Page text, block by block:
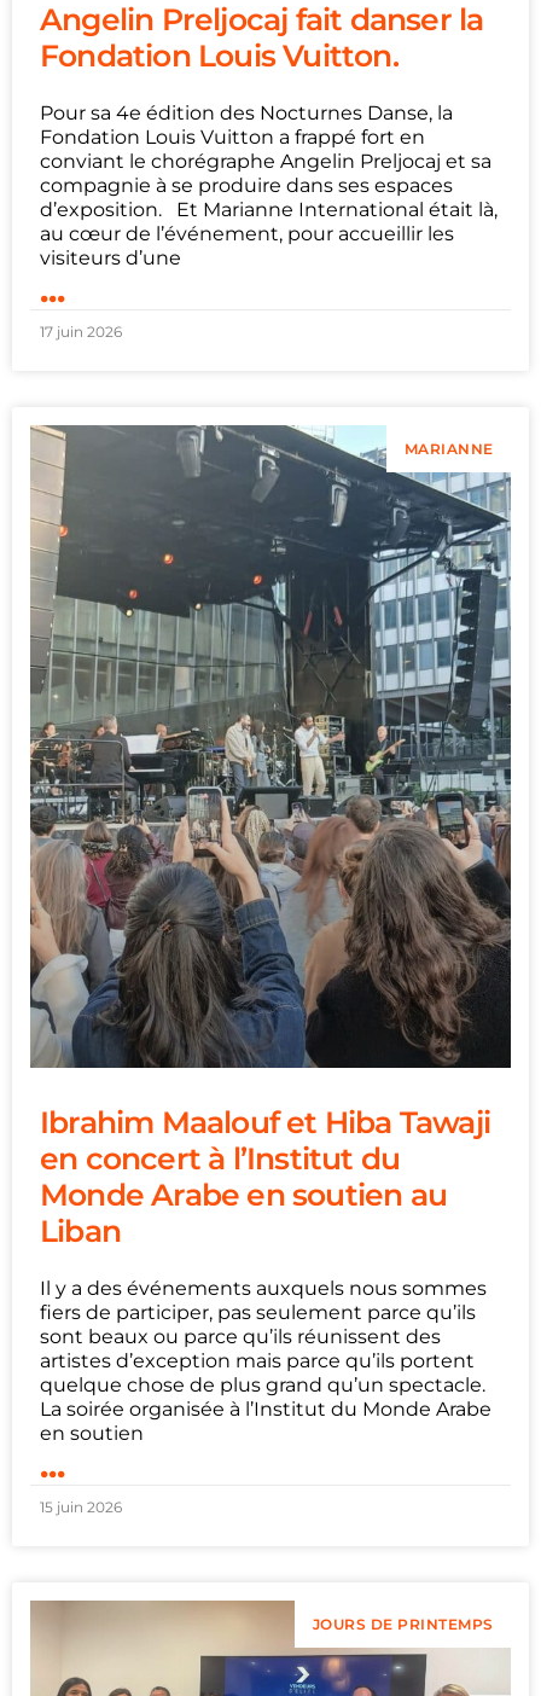
Angelin Preljocaj fait danser la
Fondation Louis Vuitton.
Pour sa 4e édition des Nocturnes Danse, la
Fondation Louis Vuitton a frappé fort en
conviant le chorégraphe Angelin Preljocaj et sa
compagnie à se produire dans ses espaces
d’exposition. Et Marianne International était là,
au cœur de l’événement, pour accueillir les
visiteurs d’une
...
17 juin 2026
MARIANNE
Ibrahim Maalouf et Hiba Tawaji
en concert à l’Institut du
Monde Arabe en soutien au
Liban
Il y a des événements auxquels nous sommes
fiers de participer, pas seulement parce qu’ils
sont beaux ou parce qu’ils réunissent des
artistes d’exception mais parce qu’ils portent
quelque chose de plus grand qu’un spectacle.
La soirée organisée à l’Institut du Monde Arabe
en soutien
...
15 juin 2026
JOURS DE PRINTEMPS